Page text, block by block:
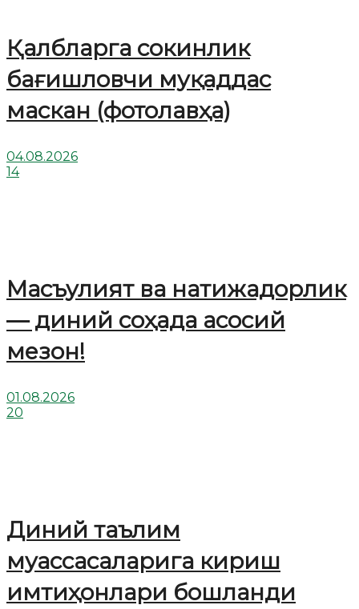
Қалбларга сокинлик
бағишловчи муқаддас
маскан (фотолавҳа)
04.08.2026
14
Масъулият ва натижадорлик
— диний соҳада асосий
мезон!
01.08.2026
20
Диний таълим
муассасаларига кириш
имтиҳонлари бошланди